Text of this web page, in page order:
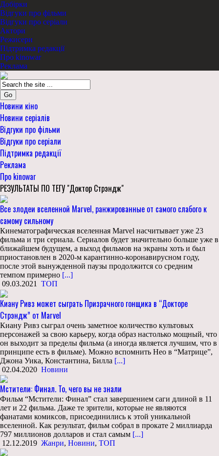
Добірки
Відгуки про фільми
Відгуки про серіали
Актори
Режисери
Підтримка редакції
Про kinowar
Реклама
Go
Новини кіно
Новини серіалів
Відгуки про фільми
Відгуки про серіали
Підтримка редакції
Реклама
Про kinowar
РЕЗУЛЬТАТЫ ПО ТЕГУ "Доктор Стрэндж"
Все злодеи вселенной Marvel, ранжированные от самого слабого к
самому сильному
Кинематографическая вселенная Marvel насчитывает уже 23
фильма и три сериала. Сериалов будет значительно больше уже в
ближайшем будущем, а выход фильмов на экраны хоть и был
приостановлен в 2020-м карантинно-коронавирусном году,
после этой вынужденной паузы продолжится со средним
темпом примерно [...]
09.03.2021
ТОП
Киану Ривз может сыграть Призрачного гонщика в “Докторе
Стрэндж” от Marvel
Киану Ривз сыграл очень заметное количество культовых
персонажей за свою карьеру, когда образ настолько мощный, что
он выходит за пределы фильма (а иногда является лучшим, что в
принципе есть в фильме). Можно вспомнить Нео в “Матрице”,
Джона Уика, Константина, Билла [...]
02.04.2020 Новини
Мстители: Финал. То, чего вы не знали
Фильм “Мстители: Финал” стал завершением саги длиной в 11
лет и 22 фильма. Даже те зрители, которые не являются
фанатами комиксов, присоединились к этой уникальной
вселенной. Как результат, фильм собрал в прокате 2 миллиарда
797 миллионов долларов и стал самым [...]
12.12.2019 Жанри, Новини, ТОП